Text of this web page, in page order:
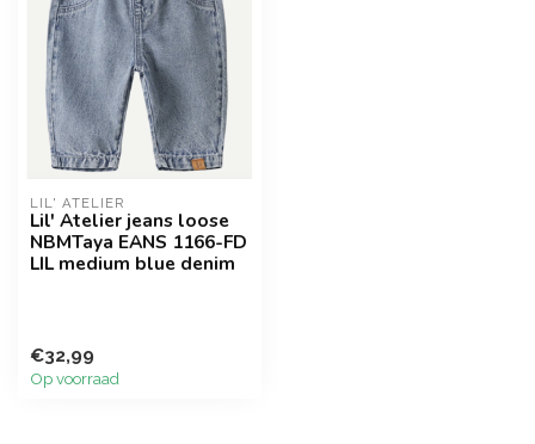
LIL' ATELIER
Lil' Atelier jeans loose
NBMTaya EANS 1166-FD
LIL medium blue denim
€32,99
Op voorraad